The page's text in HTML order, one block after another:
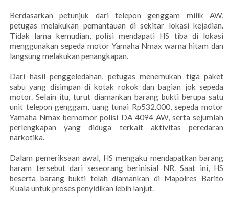
Berdasarkan petunjuk dari telepon genggam milik AW,
petugas melakukan pemantauan di sekitar lokasi kejadian.
Tidak lama kemudian, polisi mendapati HS tiba di lokasi
menggunakan sepeda motor Yamaha Nmax warna hitam dan
langsung melakukan penangkapan.
Dari hasil penggeledahan, petugas menemukan tiga paket
sabu yang disimpan di kotak rokok dan bagian jok sepeda
motor. Selain itu, turut diamankan barang bukti berupa satu
unit telepon genggam, uang tunai Rp532.000, sepeda motor
Yamaha Nmax bernomor polisi DA 4094 AW, serta sejumlah
perlengkapan yang diduga terkait aktivitas peredaran
narkotika.
Dalam pemeriksaan awal, HS mengaku mendapatkan barang
haram tersebut dari seseorang berinisial NR. Saat ini, HS
beserta barang bukti telah diamankan di Mapolres Barito
Kuala untuk proses penyidikan lebih lanjut.